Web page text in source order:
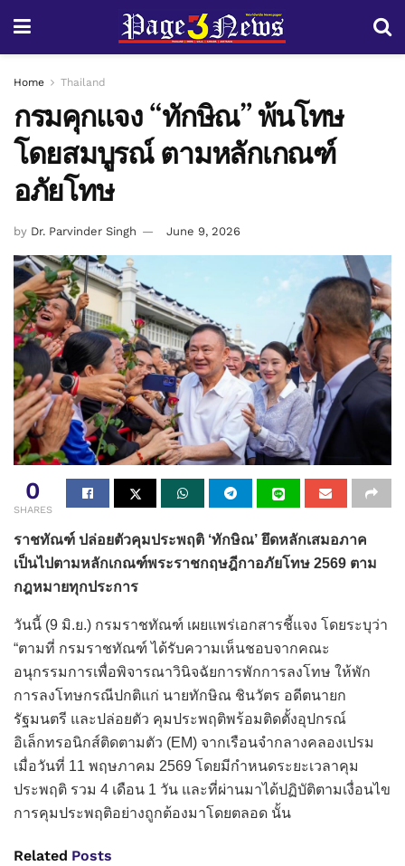
Home Thailand
กรมคุกแจง “ทักษิณ” พ้นโทษ
โดยสมบูรณ์ ตามหลักเกณฑ์
อภัยโทษ
by Dr. Parvinder Singh June 9, 2026
0
SHARES
ราชทัณฑ์ ปล่อยตัวคุมประพฤติ ‘ทักษิณ’ ยึดหลักเสมอภาค
เป็นไปตามหลักเกณฑ์พระราชกฤษฎีกาอภัยโทษ 2569 ตาม
กฎหมายทุกประการ
วันนี้ (9 มิ.ย.) กรมราชทัณฑ์ เผยแพร่เอกสารชี้แจง โดยระบุว่า
“ตามที่ กรมราชทัณฑ์ ได้รับความเห็นชอบจากคณะ
อนุกรรมการเพื่อพิจารณาวินิจฉัยการพักการลงโทษ ให้พัก
การลงโทษกรณีปกติแก่ นายทักษิณ ชินวัตร อดีตนายก
รัฐมนตรี และปล่อยตัว คุมประพฤติพร้อมติดตั้งอุปกรณ์
อิเล็กทรอนิกส์ติดตามตัว (EM) จากเรือนจำกลางคลองเปรม
เมื่อวันที่ 11 พฤษภาคม 2569 โดยมีกำหนดระยะเวลาคุม
ประพฤติ รวม 4 เดือน 1 วัน และที่ผ่านมาได้ปฏิบัติตามเงื่อนไข
การคุมประพฤติอย่างถูกต้องมาโดยตลอด นั้น
Related Posts